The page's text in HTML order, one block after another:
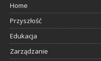
Home
Przyszłość
Edukacja
Zarządzanie